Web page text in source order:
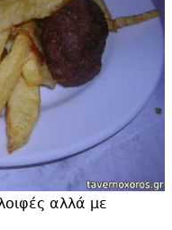
αλλά με